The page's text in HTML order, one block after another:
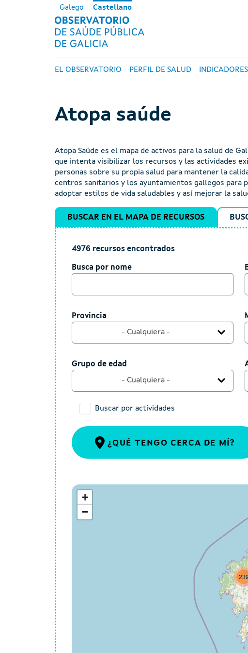
Pasar al contenido principal
Galego Castellano
OBSERVATORIO
Navegación principal
EL OBSERVATORIO PERFIL DE SALUD INDICADORES
Atopa saúde
Atopa Saúde es el mapa de activos para la salud de
que intenta visibilizar los recursos y las actividades
personas sobre su propia salud para mantener la
centros sanitarios y los ayuntamientos gallegos para
adoptar estilos de vida saludables y así mejorar la
Pestanas principais
BUSCAR EN EL MAPA DE RECURSOS
4976 recursos encontrados
Busca por nome
Busca por nome
Provincia
Provincia
- Cualquiera -
Grupo de edad
Grupo de edad
- Cualquiera -
Buscar por actividades
¿QUÉ TENGO CERCA DE MÍ?
+
−